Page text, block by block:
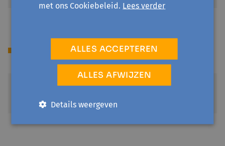
met ons Cookiebeleid. Lees verder
ALLES ACCEPTEREN
ALLES AFWIJZEN
Details weergeven